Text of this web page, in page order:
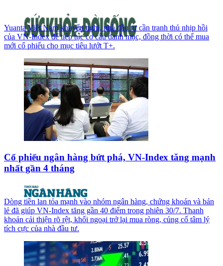
Yuanta Việt Nam khuyến nghị, nhà đầu tư cần tranh thủ nhịp hồi
của VN-Index để tiếp tục cơ cấu danh mục, đồng thời có thể mua
mới cổ phiếu cho mục tiêu lướt T+.
Cổ phiếu ngân hàng bứt phá, VN-Index tăng mạnh
nhất gần 4 tháng
Dòng tiền lan tỏa mạnh vào nhóm ngân hàng, chứng khoán và bán
lẻ đã giúp VN-Index tăng gần 40 điểm trong phiên 30/7. Thanh
khoản cải thiện rõ rệt, khối ngoại trở lại mua ròng, củng cố tâm lý
tích cực của nhà đầu tư.